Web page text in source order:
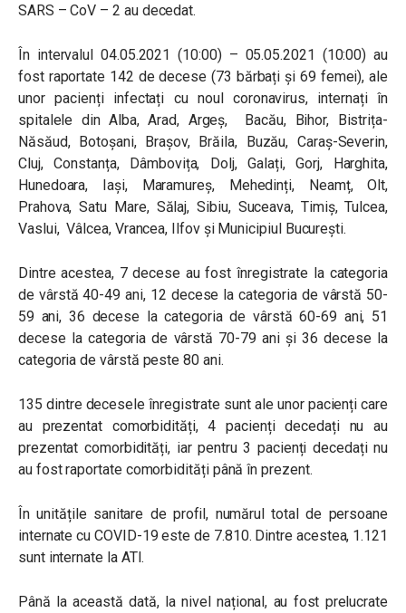
SARS – CoV – 2 au decedat.
În intervalul 04.05.2021 (10:00) – 05.05.2021 (10:00) au
fost raportate 142 de decese (73 bărbați și 69 femei), ale
unor pacienți infectați cu noul coronavirus, internați în
spitalele din Alba, Arad, Argeș, Bacău, Bihor, Bistrița-
Năsăud, Botoșani, Brașov, Brăila, Buzău, Caraș-Severin,
Cluj, Constanța, Dâmbovița, Dolj, Galați, Gorj, Harghita,
Hunedoara, Iași, Maramureș, Mehedinți, Neamț, Olt,
Prahova, Satu Mare, Sălaj, Sibiu, Suceava, Timiș, Tulcea,
Vaslui, Vâlcea, Vrancea, Ilfov și Municipiul București.
Dintre acestea, 7 decese au fost înregistrate la categoria
de vârstă 40-49 ani, 12 decese la categoria de vârstă 50-
59 ani, 36 decese la categoria de vârstă 60-69 ani, 51
decese la categoria de vârstă 70-79 ani și 36 decese la
categoria de vârstă peste 80 ani.
135 dintre decesele înregistrate sunt ale unor pacienți care
au prezentat comorbidități, 4 pacienți decedați nu au
prezentat comorbidități, iar pentru 3 pacienți decedați nu
au fost raportate comorbidități până în prezent.
În unitățile sanitare de profil, numărul total de persoane
internate cu COVID-19 este de 7.810. Dintre acestea, 1.121
sunt internate la ATI.
Până la această dată, la nivel național, au fost prelucrate